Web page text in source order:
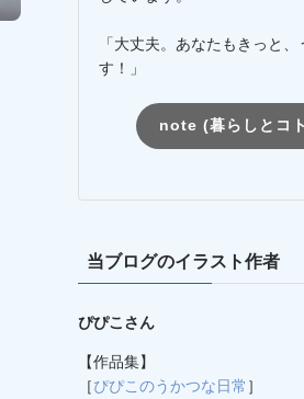
「大丈夫。あなたもきっと、
す！」
note (暮らしとコ
当ブログのイラスト作者
ぴぴこさん
【作品集】
［ぴぴこのうかつな日常 ］